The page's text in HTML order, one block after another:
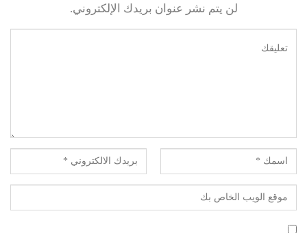
لن يتم نشر عنوان بريدك الإلكتروني.